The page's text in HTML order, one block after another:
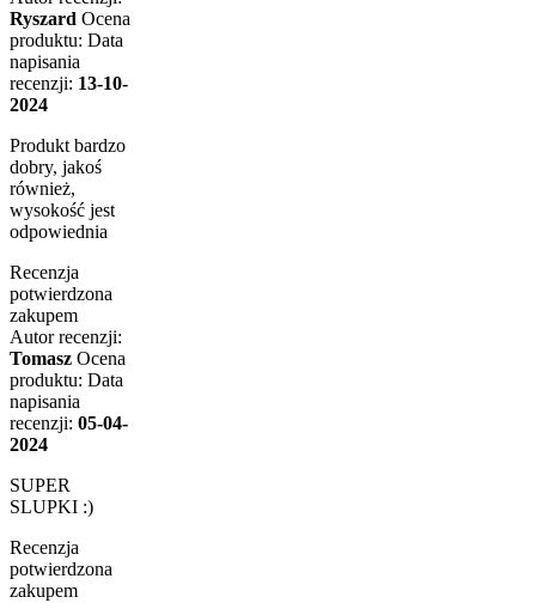
Ryszard Ocena
produktu: Data
napisania
recenzji: 13-10-
2024
Produkt bardzo
dobry, jakoś
również,
wysokość jest
odpowiednia
Recenzja
potwierdzona
zakupem
Autor recenzji:
Tomasz Ocena
produktu: Data
napisania
recenzji: 05-04-
2024
SUPER
SLUPKI :)
Recenzja
potwierdzona
zakupem